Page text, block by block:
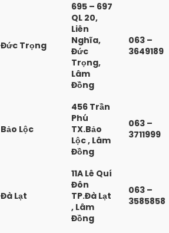
Đức Trọng
695 – 697
QL 20,
Liên
Nghĩa,
Đức
Trọng,
Lâm
Đồng
063 –
3649189
Bảo Lộc
456 Trần
Phú
TX.Bảo
Lộc , Lâm
Đồng
063 –
3711999
Đà Lạt
11A Lê Quí
Đôn
TP.Đà Lạt
, Lâm
Đồng
063 –
3585858